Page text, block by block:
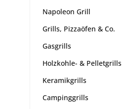
Napoleon Grill
Grills, Pizzaöfen & Co.
Gasgrills
Holzkohle- & Pelletgrills
Keramikgrills
Campinggrills